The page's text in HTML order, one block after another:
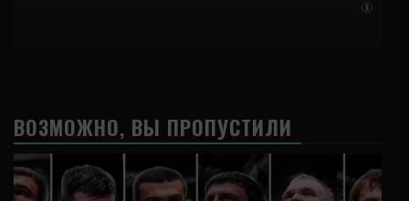
ВОЗМОЖНО, ВЫ ПРОПУСТИЛИ